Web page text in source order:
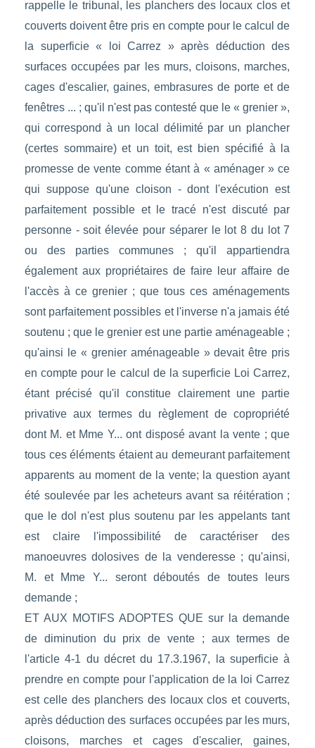
rappelle le tribunal, les planchers des locaux clos et
couverts doivent être pris en compte pour le calcul de
la superficie « loi Carrez » après déduction des
surfaces occupées par les murs, cloisons, marches,
cages d'escalier, gaines, embrasures de porte et de
fenêtres ... ; qu'il n'est pas contesté que le « grenier »,
qui correspond à un local délimité par un plancher
(certes sommaire) et un toit, est bien spécifié à la
promesse de vente comme étant à « aménager » ce
qui suppose qu'une cloison - dont l'exécution est
parfaitement possible et le tracé n'est discuté par
personne - soit élevée pour séparer le lot 8 du lot 7
ou des parties communes ; qu'il appartiendra
également aux propriétaires de faire leur affaire de
l'accès à ce grenier ; que tous ces aménagements
sont parfaitement possibles et l'inverse n'a jamais été
soutenu ; que le grenier est une partie aménageable ;
qu'ainsi le « grenier aménageable » devait être pris
en compte pour le calcul de la superficie Loi Carrez,
étant précisé qu'il constitue clairement une partie
privative aux termes du règlement de copropriété
dont M. et Mme Y... ont disposé avant la vente ; que
tous ces éléments étaient au demeurant parfaitement
apparents au moment de la vente; la question ayant
été soulevée par les acheteurs avant sa réitération ;
que le dol n'est plus soutenu par les appelants tant
est claire l'impossibilité de caractériser des
manoeuvres dolosives de la venderesse ; qu'ainsi,
M. et Mme Y... seront déboutés de toutes leurs
demande ;
ET AUX MOTIFS ADOPTES QUE sur la demande
de diminution du prix de vente ; aux termes de
l'article 4-1 du décret du 17.3.1967, la superficie à
prendre en compte pour l'application de la loi Carrez
est celle des planchers des locaux clos et couverts,
après déduction des surfaces occupées par les murs,
cloisons, marches et cages d'escalier, gaines,